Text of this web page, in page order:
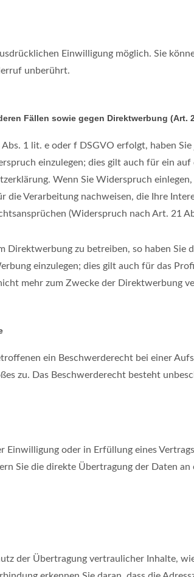
Einwilligung möglich. Sie
unberührt.
Fällen sowie gegen Direktwerbung (Art.
1 lit. e oder f DSGVO erfolgt, haben
einzulegen; dies gilt auch für ein
Wenn Sie Widerspruch
Verarbeitung nachweisen, die Ihre
(Widerspruch nach Art. 21
Direktwerbung zu betreiben, so haben
einzulegen; dies gilt auch für das
mehr zum Zwecke der Direktwerbung
ein Beschwerderecht bei einer
zu. Das Beschwerderecht besteht
Einwilligung oder in Erfüllung eines
Sie die direkte Übertragung der Daten
der Übertragung vertraulicher Inhalte,